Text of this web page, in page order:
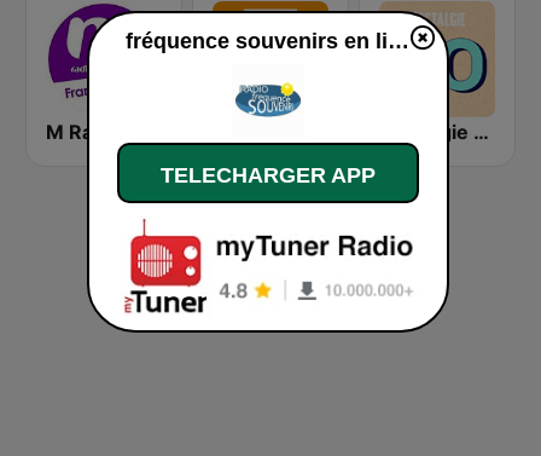
Nostalgie 60
fréquence souvenirs en ligne
TELECHARGER APP